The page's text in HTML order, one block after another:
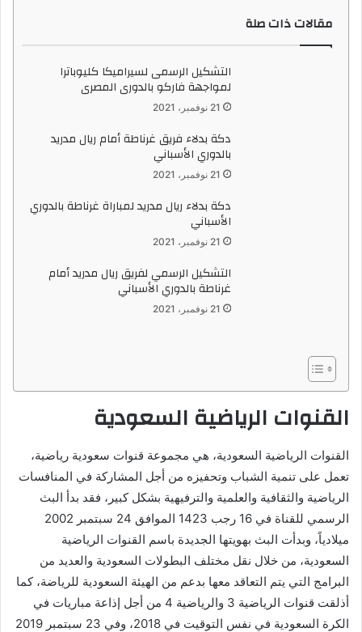
ن
مقالات ذات صلة
التشكيل الرسمى لسيراميكا كليوباترا
لمواجهة فاركو بالدورى المصرى
21 نوفمبر، 2021
دكة بدلاء فريق غرناطة أمام ريال مدريد
بالدوري الأسباني
21 نوفمبر، 2021
دكة بدلاء ريال مدريد لمباراة غرناطة بالدوري
الأسباني
21 نوفمبر، 2021
التشكيل الرسمي لفريق ريال مدريد أمام
غرناطة بالدوري الأسباني
21 نوفمبر، 2021
القنوات الرياضية السعودية
القنوات الرياضية السعودية، هي مجموعة قنوات سعودية رياضية،
تعمل على تنمية الشباب وتحفيزه من أجل المشاركة في المنافسات
الرياضية والثقافية والعلمية والترفيهية بشكل كبير، فقد بدأ البث
الرسمي للقناة في 16 رجب 1423 الموافق 24 سبتمبر 2002
ميلادياً، وبدأت البث بهويتها الجديدة باسم القنوات الرياضية
السعودية، من خلال نقل مختلف البطولات السعودية والعديد من
البرامج التي يتم التعاقد معها بدعم من الهيئة السعودية للرياضة، كما
أذلقت قنوات الرياضية 3 والرياضية 4 من أجل إذاعة مباريات في
الكرة السعودية في نفس التوقيت في 2018، وفي 23 سبتمبر 2019